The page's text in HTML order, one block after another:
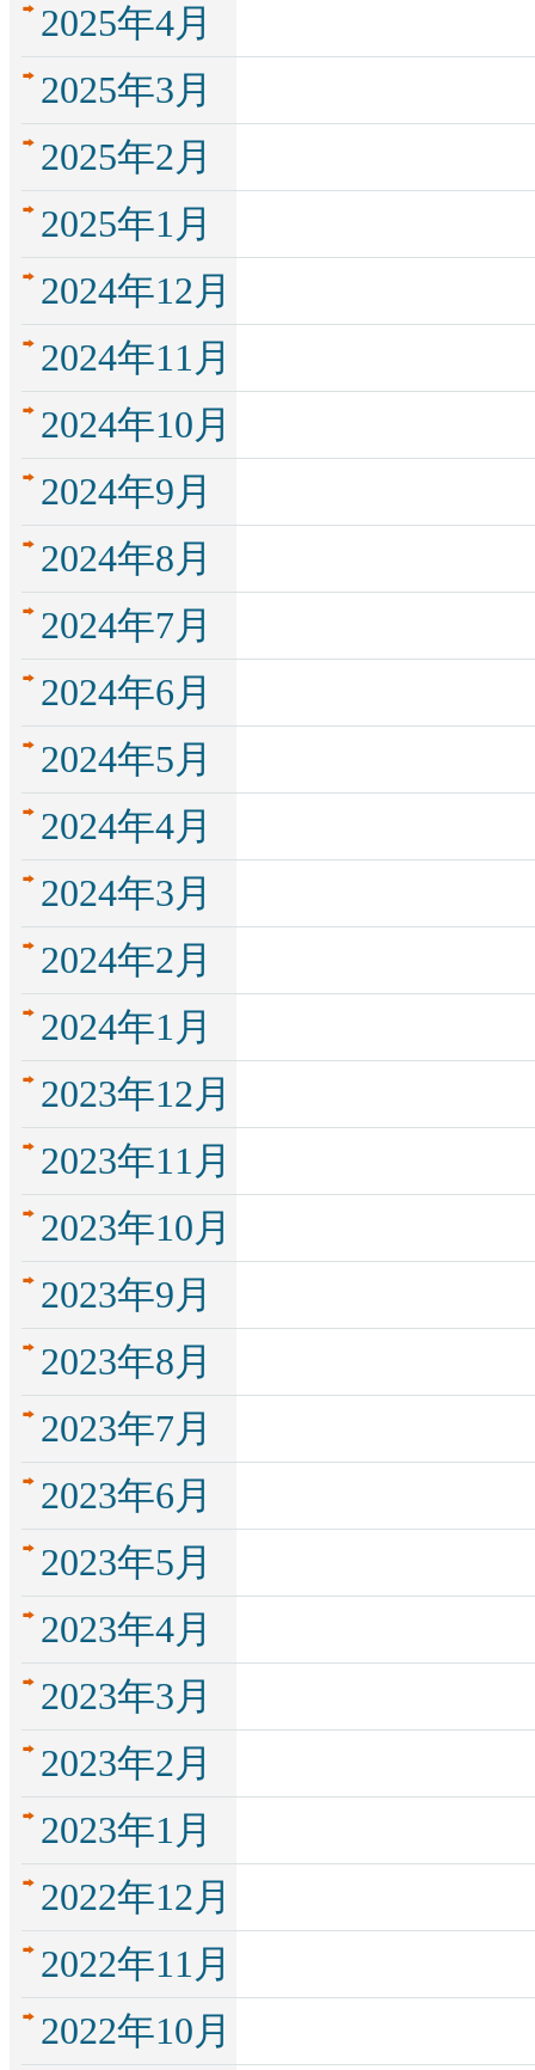
2025年4月
2025年3月
2025年2月
2025年1月
2024年12月
2024年11月
2024年10月
2024年9月
2024年8月
2024年7月
2024年6月
2024年5月
2024年4月
2024年3月
2024年2月
2024年1月
2023年12月
2023年11月
2023年10月
2023年9月
2023年8月
2023年7月
2023年6月
2023年5月
2023年4月
2023年3月
2023年2月
2023年1月
2022年12月
2022年11月
2022年10月